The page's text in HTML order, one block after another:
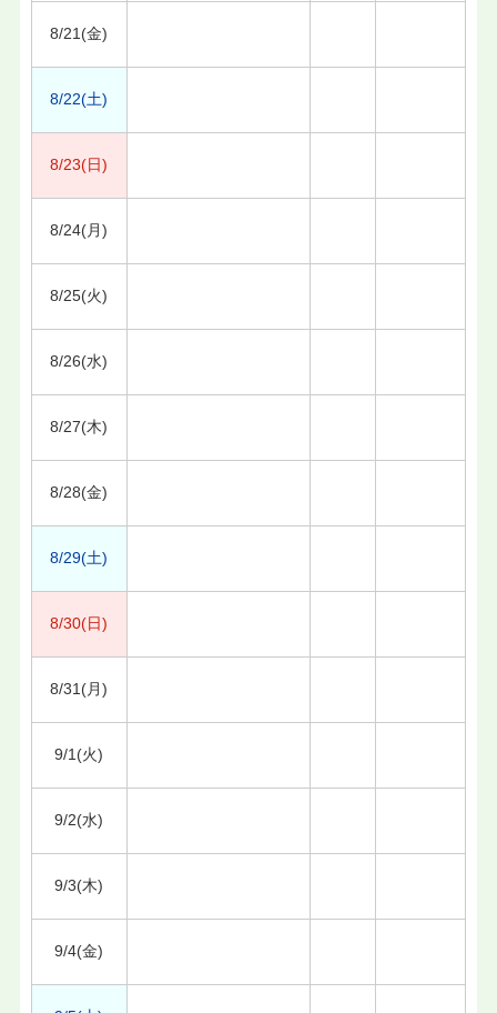
8/21(金)
8/22(土)
8/23(日)
8/24(月)
8/25(火)
8/26(水)
8/27(木)
8/28(金)
8/29(土)
8/30(日)
8/31(月)
9/1(火)
9/2(水)
9/3(木)
9/4(金)